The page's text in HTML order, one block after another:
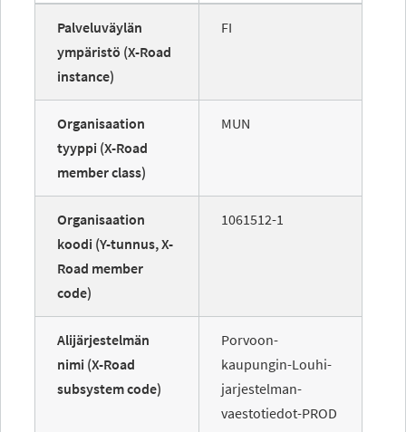
Palveluväylän
ympäristö (X-Road
instance)
FI
Organisaation
tyyppi (X-Road
member class)
MUN
Organisaation
koodi (Y-tunnus, X-
Road member
code)
1061512-1
Alijärjestelmän
nimi (X-Road
subsystem code)
Porvoon-
kaupungin-Louhi-
jarjestelman-
vaestotiedot-PROD